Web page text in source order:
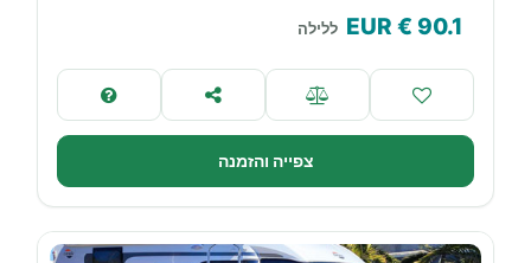
90.1
€ EUR ללילה
צפייה והזמנה